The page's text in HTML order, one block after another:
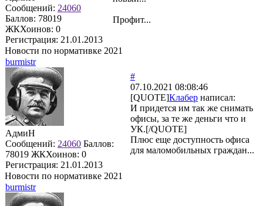
Сообщений: 24060
Баллов: 78019
ЖКХоинов: 0
Регистрация: 21.01.2013
Профит...
Новости по нормативке 2021
burmistr
АдмиН
Сообщений: 24060 Баллов:
78019 ЖКХоинов: 0
Регистрация: 21.01.2013
#
07.10.2021 08:08:46
[QUOTE]Клабер написал:
И придется им так же снимать
офисы, за те же деньги что и
УК.[/QUOTE]
Плюс еще доступность офиса
для маломобильных граждан...
Новости по нормативке 2021
burmistr